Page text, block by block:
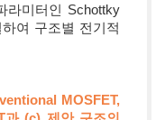
라미터인 Schottky
여 구조별 전기적
MOSFET,